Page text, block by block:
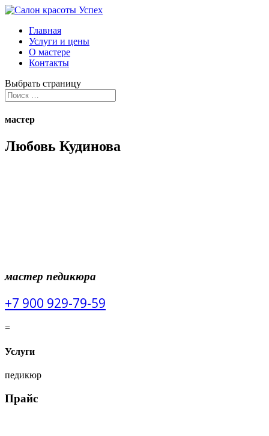
Главная
Услуги и цены
О мастере
Контакты
Выбрать страницу
мастер
Любовь Кудинова
мастер педикюра
+7 900 929-79-59
=
Услуги
педикюр
Прайс